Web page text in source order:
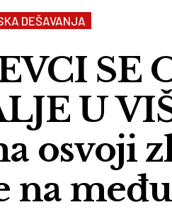
DEŠAVANJA
SE
U
osvoji
na